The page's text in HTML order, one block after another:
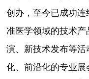
创办，至今已成功
准医学领域的技术
演、新技术发布等
化、前沿化的专业展